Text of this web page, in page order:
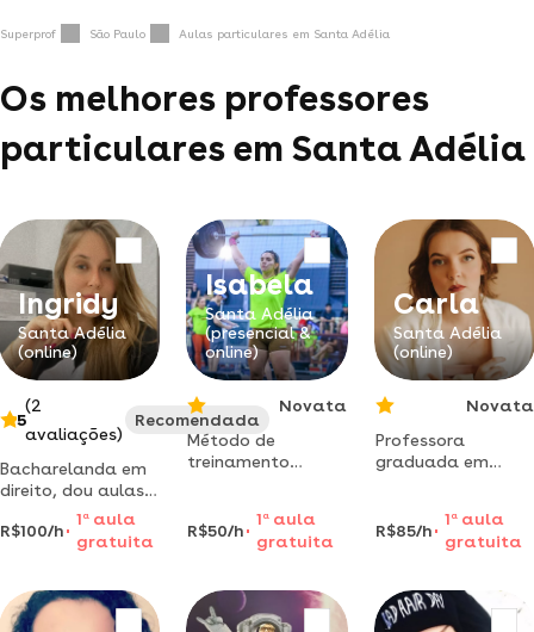
Superprof São Paulo Aulas particulares em Santa Adélia
Os melhores professores
particulares em Santa Adélia
Ingridy
Santa Adélia
(online)
5
(2
avaliações)
Recomendada
Bacharelanda em
direito, dou aulas
de reforço escolar
das seguintes
disciplinas:
geografia,
ciências, história
R$100/h
1 aaula
gratuita
Isabela
Santa Adélia
(presencial &
online)
Novata
Método de
treinamento
conquiste o corpo
dos sonhos! de
mulher, a gente se
entende né?!
R$50/h
1 a aula
gratuita
Carla
Santa Adélia
(online)
Novata
Professora
graduada em
literários oferece
aulas de língua
R$85/h
1 aaula
gratuita